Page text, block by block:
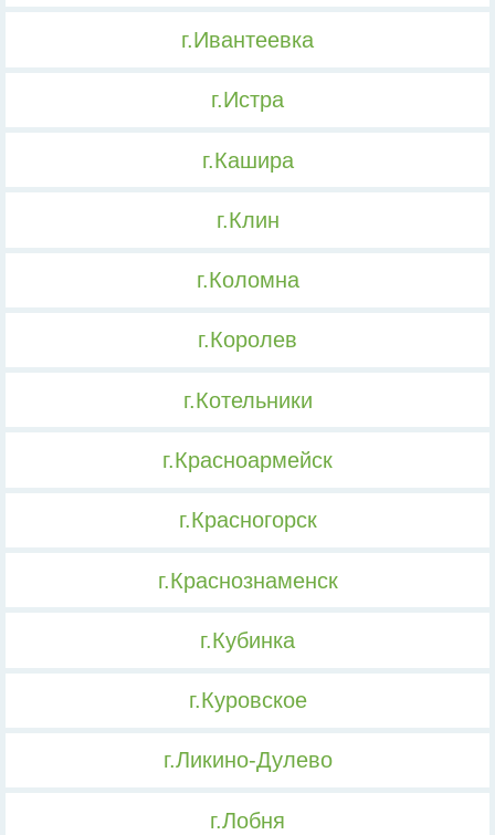
г.Ивантеевка
г.Истра
г.Кашира
г.Клин
г.Коломна
г.Королев
г.Котельники
г.Красноармейск
г.Красногорск
г.Краснознаменск
г.Кубинка
г.Куровское
г.Ликино-Дулево
г.Лобня